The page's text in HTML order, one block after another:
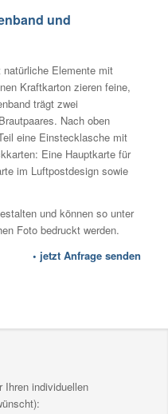
und
Elemente mit
Kraftkarton zieren feine,
trägt zwei
Nach oben
eine Einstecklasche mit
Eine Hauptkarte für
im Luftpostdesign sowie
und können so unter
Foto bedruckt werden.
• jetzt Anfrage senden
individuellen